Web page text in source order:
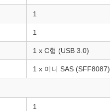
1
1
1 x C형 (USB 3.0)
1 x 미니 SAS (SFF8087)
1